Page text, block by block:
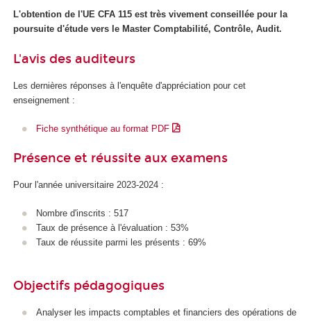
L'obtention de l'UE CFA 115 est très vivement conseillée pour la
poursuite d'étude vers le Master Comptabilité, Contrôle, Audit.
L'avis des auditeurs
Les dernières réponses à l'enquête d'appréciation pour cet
enseignement :
Fiche synthétique au format PDF
Présence et réussite aux examens
Pour l'année universitaire 2023-2024 :
Nombre d'inscrits : 517
Taux de présence à l'évaluation : 53%
Taux de réussite parmi les présents : 69%
Objectifs pédagogiques
Analyser les impacts comptables et financiers des opérations de